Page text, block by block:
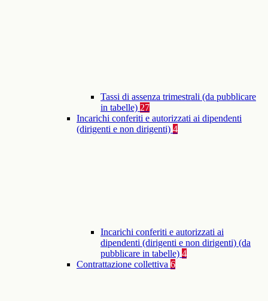
Tassi di assenza trimestrali (da pubblicare
in tabelle) 27
Incarichi conferiti e autorizzati ai dipendenti
(dirigenti e non dirigenti) 4
Incarichi conferiti e autorizzati ai
dipendenti (dirigenti e non dirigenti) (da
pubblicare in tabelle) 4
Contrattazione collettiva 6